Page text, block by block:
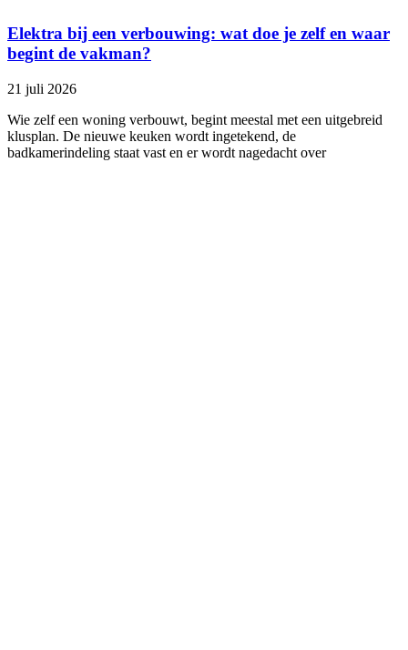
Elektra bij een verbouwing: wat doe je zelf en waar
begint de vakman?
21 juli 2026
Wie zelf een woning verbouwt, begint meestal met een uitgebreid
klusplan. De nieuwe keuken wordt ingetekend, de
badkamerindeling staat vast en er wordt nagedacht over